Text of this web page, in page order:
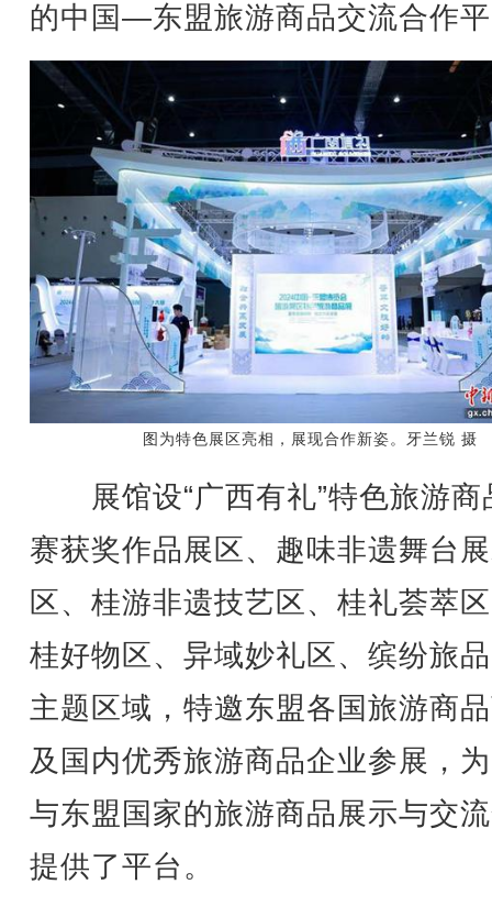
的中国—东盟旅游商品交流合作
图为特色展区亮相，展现合作新姿。牙兰锐 摄
展馆设“广西有礼”特色旅游商
赛获奖作品展区、趣味非遗舞台
区、桂游非遗技艺区、桂礼荟萃
桂好物区、异域妙礼区、缤纷旅
主题区域，特邀东盟各国旅游商
及国内优秀旅游商品企业参展，
与东盟国家的旅游商品展示与交
提供了平台。